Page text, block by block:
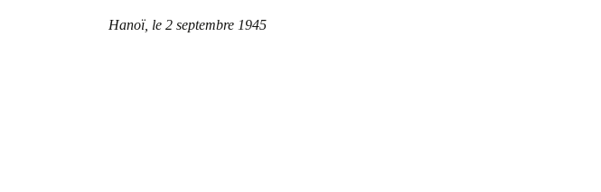
Hanoï, le 2 septembre 1945